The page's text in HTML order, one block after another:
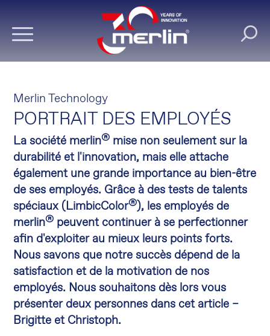
Merlin Technology
PORTRAIT DES EMPLOYÉS
La société merlin® mise non seulement sur la
durabilité et l'innovation, mais elle attache
également une grande importance au bien-être
de ses employés. Grâce à des tests de talents
spéciaux (LimbicColor®), les employés de
merlin® peuvent continuer à se perfectionner
afin d'exploiter au mieux leurs points forts.
Nous savons que notre succès dépend de la
satisfaction et de la motivation de nos
employés. Nous souhaitons dès lors vous
présenter deux personnes dans cet article –
Brigitte et Christoph.